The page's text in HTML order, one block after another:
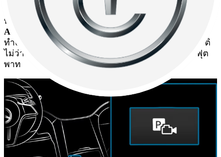
รูปแบบต่าง ๆ ระบบ Active Parking Assist ในรถเบนซ์จะ
ทำให้การจอดรถเป็นเรื่องง่ายกว่าที่เคย เพียงกดปุ่ม
Active Parking Assistบริเวณคอนโซล ระบบจะเริ่ม
ทำงานทันที และสามารถนำรถเข้าจอดได้โดยอัตโนมัติ
ไม่ว่าที่จอดนั้นจะเป็นแบบเข้าซองหรือแบบขนานกับฟุต
พาท